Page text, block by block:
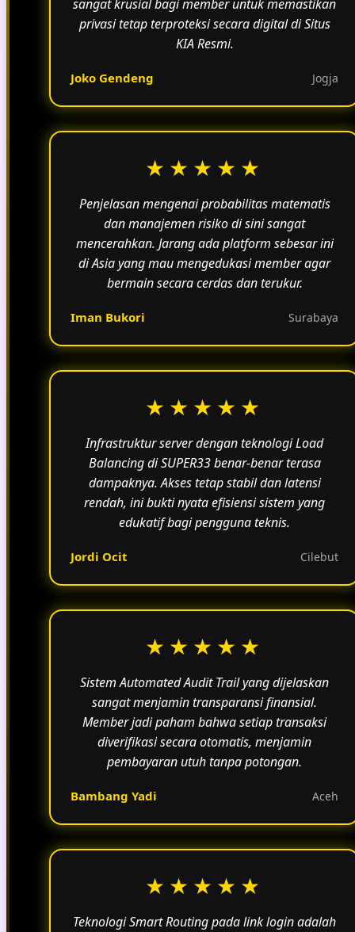
sangat krusial bagi member untuk memastikan
privasi tetap terproteksi secara digital di Situs
KIA Resmi.
Joko Gendeng Jogja
★★★★★
Penjelasan mengenai probabilitas matematis
dan manajemen risiko di sini sangat
mencerahkan. Jarang ada platform sebesar ini
di Asia yang mau mengedukasi member agar
bermain secara cerdas dan terukur.
Iman Bukori Surabaya
★★★★★
Infrastruktur server dengan teknologi Load
Balancing di SUPER33 benar-benar terasa
dampaknya. Akses tetap stabil dan latensi
rendah, ini bukti nyata efisiensi sistem yang
edukatif bagi pengguna teknis.
Jordi Ocit Cilebut
★★★★★
Sistem Automated Audit Trail yang dijelaskan
sangat menjamin transparansi finansial.
Member jadi paham bahwa setiap transaksi
diverifikasi secara otomatis, menjamin
pembayaran utuh tanpa potongan.
Bambang Yadi Aceh
★★★★★
Teknologi Smart Routing pada link login adalah